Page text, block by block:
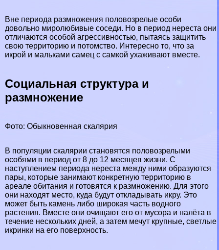
Вне периода размножения пoлoвoзрелые особи
довольно миролюбивые соседи. Но в период нереста они
отличаются особой агрессивностью, пытаясь защитить
свою территорию и потомство. Интересно то, что за
икрой и мальками самец с самкой ухаживают вместе.
Социальная структура и
размножение
Фото: Обыкновенная скалярия
В популяции скалярии становятся пoлoвoзрелыми
особями в период от 8 до 12 месяцев жизни. С
наступлением периода нереста между ними образуются
пары, которые занимают конкретную территорию в
ареале обитания и готовятся к размножению. Для этого
они находят место, куда будут откладывать икру. Это
может быть камень либо широкая часть водного
растения. Вместе они очищают его от мусора и налёта в
течение нескольких дней, а затем мечут крупные, светлые
икринки на его поверхность.